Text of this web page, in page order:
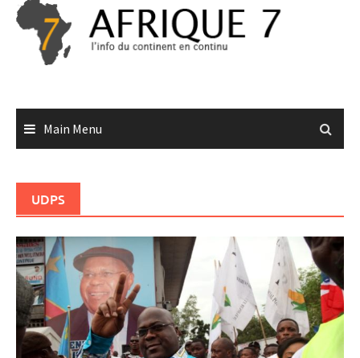
Skip
content
Main Menu
UDPS